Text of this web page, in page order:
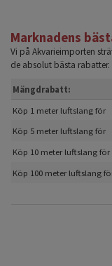
Marknadens
Vi på Akvarieimporten
de absolut bästa rabatter.
Mängdrabatt:
Köp 1 meter luftslang för
Köp 5 meter luftslang för
Köp 10 meter luftslang för
Köp 100 meter luftslang